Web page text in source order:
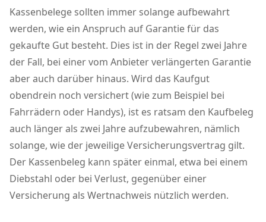
Kassenbelege sollten immer solange aufbewahrt
werden, wie ein Anspruch auf Garantie für das
gekaufte Gut besteht. Dies ist in der Regel zwei Jahre
der Fall, bei einer vom Anbieter verlängerten Garantie
aber auch darüber hinaus. Wird das Kaufgut
obendrein noch versichert (wie zum Beispiel bei
Fahrrädern oder Handys), ist es ratsam den Kaufbeleg
auch länger als zwei Jahre aufzubewahren, nämlich
solange, wie der jeweilige Versicherungsvertrag gilt.
Der Kassenbeleg kann später einmal, etwa bei einem
Diebstahl oder bei Verlust, gegenüber einer
Versicherung als Wertnachweis nützlich werden.